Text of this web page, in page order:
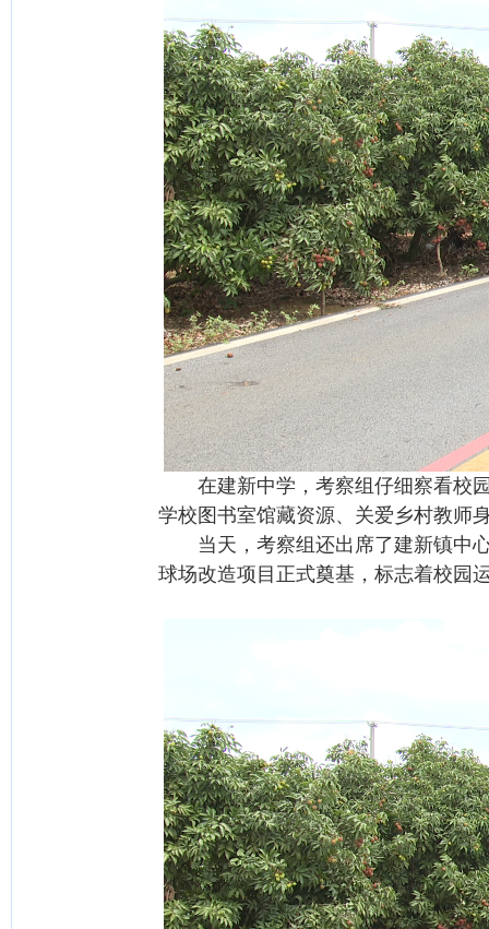
在建新中学，考察组仔细察看校园
学校图书室馆藏资源、关爱乡村教师
当天，考察组还出席了建新镇中心
球场改造项目正式奠基，标志着校园